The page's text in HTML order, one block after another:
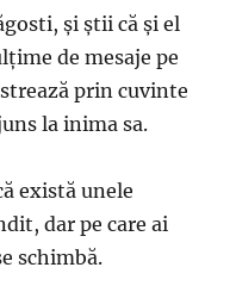
şi ştii că şi el
de mesaje pe
prin cuvinte
la inima sa.
există unele
dar pe care ai
schimbă.